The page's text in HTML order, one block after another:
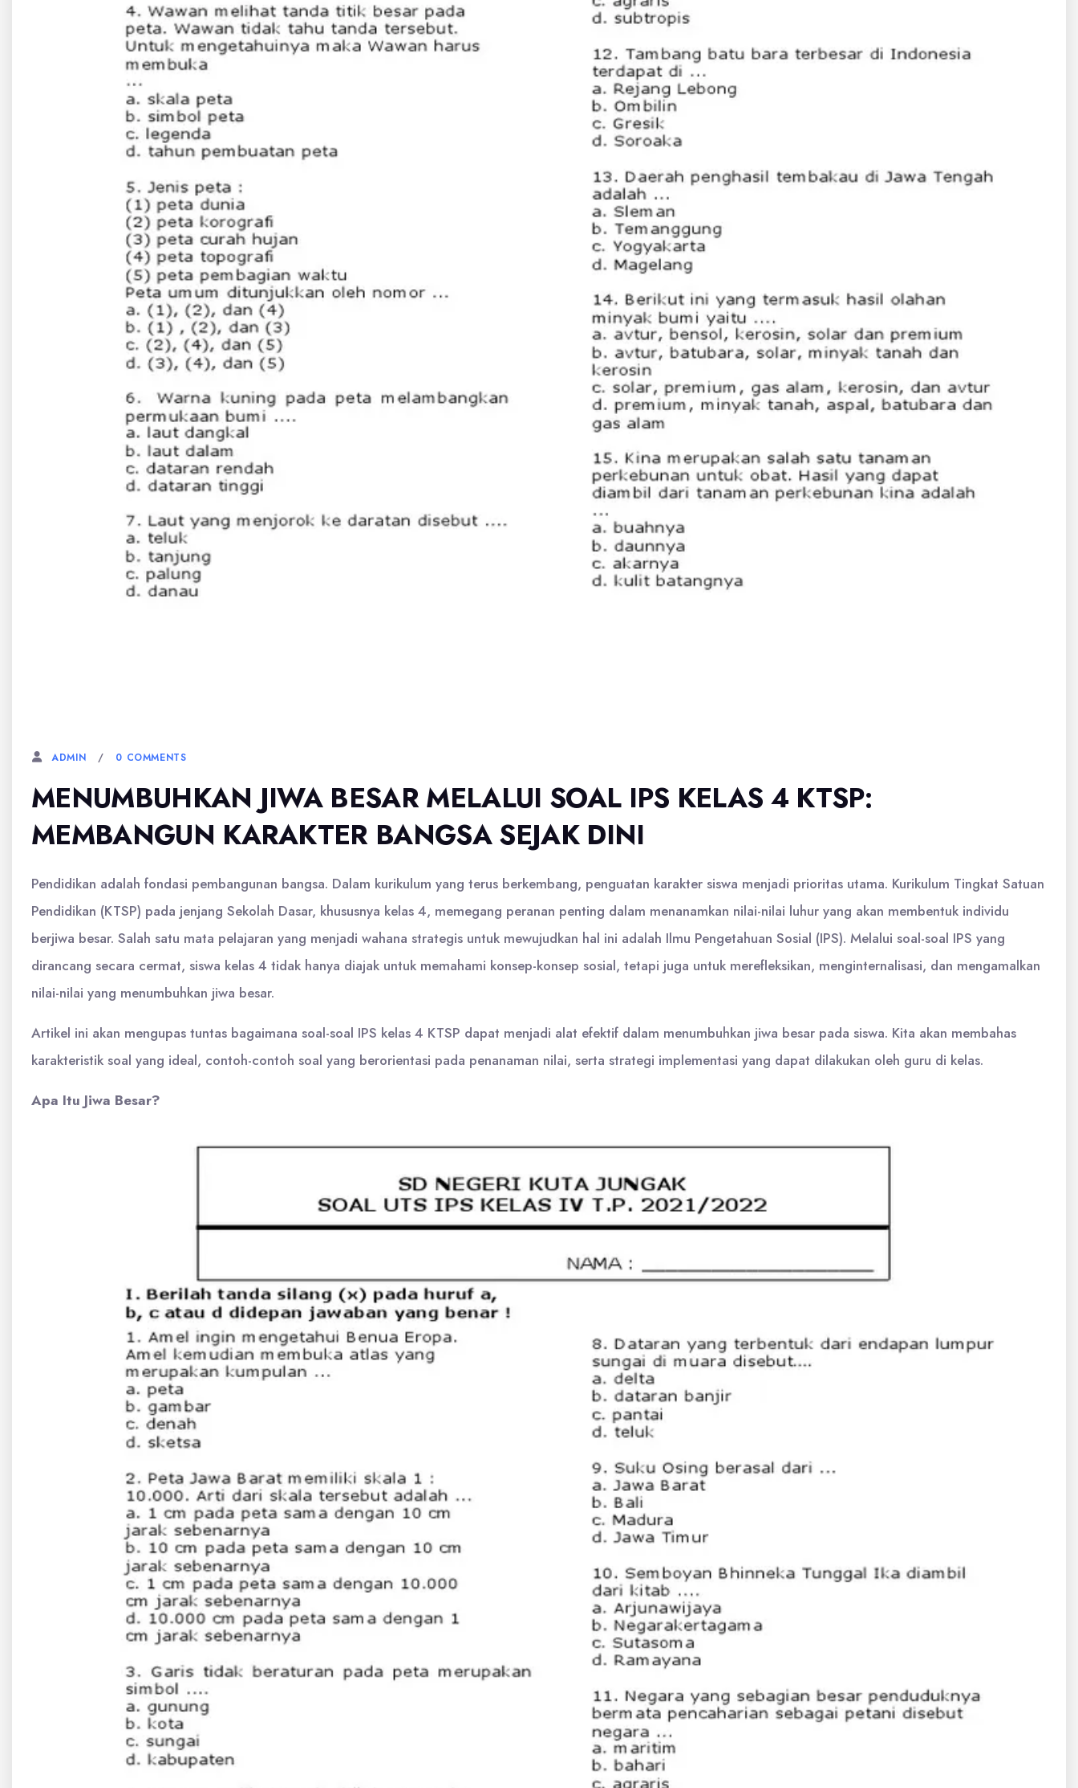
ADMIN 0 COMMENTS
MENUMBUHKAN JIWA BESAR MELALUI SOAL IPS KELAS 4 KTSP:
MEMBANGUN KARAKTER BANGSA SEJAK DINI
Pendidikan adalah fondasi pembangunan bangsa. Dalam kurikulum yang terus berkembang, penguatan karakter siswa menjadi prioritas utama. Kurikulum Tingkat Satuan
Pendidikan (KTSP) pada jenjang Sekolah Dasar, khususnya kelas 4, memegang peranan penting dalam menanamkan nilai-nilai luhur yang akan membentuk individu
berjiwa besar. Salah satu mata pelajaran yang menjadi wahana strategis untuk mewujudkan hal ini adalah Ilmu Pengetahuan Sosial (IPS). Melalui soal-soal IPS yang
dirancang secara cermat, siswa kelas 4 tidak hanya diajak untuk memahami konsep-konsep sosial, tetapi juga untuk merefleksikan, menginternalisasi, dan mengamalkan
nilai-nilai yang menumbuhkan jiwa besar.
Artikel ini akan mengupas tuntas bagaimana soal-soal IPS kelas 4 KTSP dapat menjadi alat efektif dalam menumbuhkan jiwa besar pada siswa. Kita akan membahas
karakteristik soal yang ideal, contoh-contoh soal yang berorientasi pada penanaman nilai, serta strategi implementasi yang dapat dilakukan oleh guru di kelas.
Apa Itu Jiwa Besar?